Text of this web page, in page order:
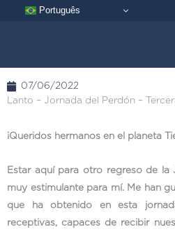
Português
07/06/2022
Lanto – Jornada del Perdón –
¡Queridos hermanos en el planeta
Estar aquí para otro regreso de la
muy estimulante para mí. Me han
que ha obtenido en esta
receptivas, capaces de recibir